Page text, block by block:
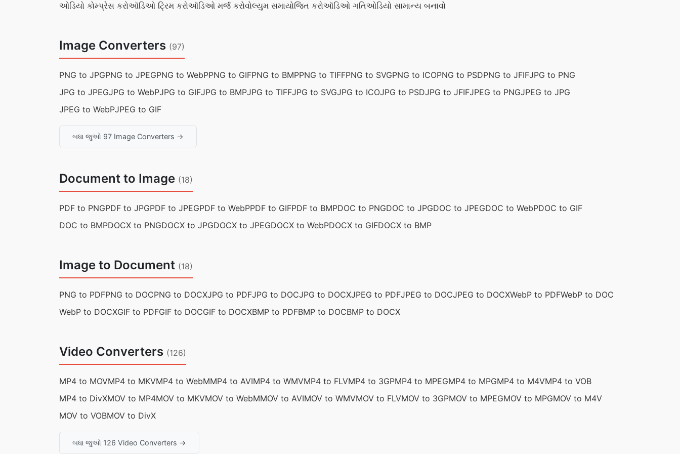
ઓડિયો કોમ્પ્રેસ કરોઑડિઓ ટ્રિમ કરોઑડિઓ મર્જ કરોવોલ્યુમ સમાયોજિત કરોઑડિઓ ગતિઓડિયો સામાન્ય બનાવો
Image Converters (97)
PNG to JPGPNG to JPEGPNG to WebPPNG to GIFPNG to BMPPNG to TIFFPNG to SVGPNG to ICOPNG to PSDPNG to JFIFJPG to PNG
JPG to JPEGJPG to WebPJPG to GIFJPG to BMPJPG to TIFFJPG to SVGJPG to ICOJPG to PSDJPG to JFIFJPEG to PNGJPEG to JPG
JPEG to WebPJPEG to GIF
બધા જુઓ 97 Image Converters →
Document to Image (18)
PDF to PNGPDF to JPGPDF to JPEGPDF to WebPPDF to GIFPDF to BMPDOC to PNGDOC to JPGDOC to JPEGDOC to WebPDOC to GIF
DOC to BMPDOCX to PNGDOCX to JPGDOCX to JPEGDOCX to WebPDOCX to GIFDOCX to BMP
Image to Document (18)
PNG to PDFPNG to DOCPNG to DOCXJPG to PDFJPG to DOCJPG to DOCXJPEG to PDFJPEG to DOCJPEG to DOCXWebP to PDFWebP to DOC
WebP to DOCXGIF to PDFGIF to DOCGIF to DOCXBMP to PDFBMP to DOCBMP to DOCX
Video Converters (126)
MP4 to MOVMP4 to MKVMP4 to WebMMP4 to AVIMP4 to WMVMP4 to FLVMP4 to 3GPMP4 to MPEGMP4 to MPGMP4 to M4VMP4 to VOB
MP4 to DivXMOV to MP4MOV to MKVMOV to WebMMOV to AVIMOV to WMVMOV to FLVMOV to 3GPMOV to MPEGMOV to MPGMOV to M4V
MOV to VOBMOV to DivX
બધા જુઓ 126 Video Converters →